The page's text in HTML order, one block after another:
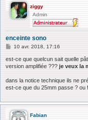
ziggy
Admin
enceinte sono
M
s
s
e
10 avr. 2018, 17:16
est-ce que quelcun sait quelle
version amplifiée ??? je veux la
dans la notice technique ils ne
est-ce que du 25mm passe ? ou
Fabian